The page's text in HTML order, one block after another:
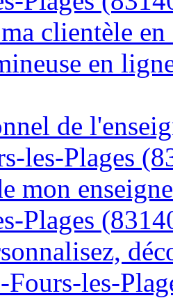
clientèle
en
de
les-Plages
mon
Plages
les-